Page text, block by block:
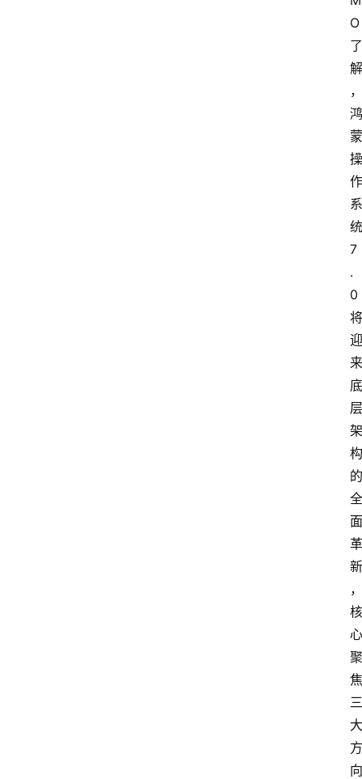
O
了
解
，
鸿
蒙
操
作
系
统
7
.
0
将
迎
来
底
层
架
构
的
全
面
革
新
，
核
心
聚
焦
三
大
方
向